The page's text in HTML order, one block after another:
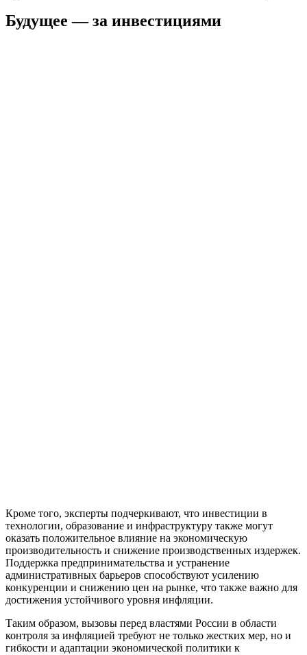
Будущее — за инвестициями
Кроме того, эксперты подчеркивают, что инвестиции в
технологии, образование и инфраструктуру также могут
оказать положительное влияние на экономическую
производительность и снижение производственных издержек.
Поддержка предпринимательства и устранение
административных барьеров способствуют усилению
конкуренции и снижению цен на рынке, что также важно для
достижения устойчивого уровня инфляции.
Таким образом, вызовы перед властями России в области
контроля за инфляцией требуют не только жестких мер, но и
гибкости и адаптации экономической политики к